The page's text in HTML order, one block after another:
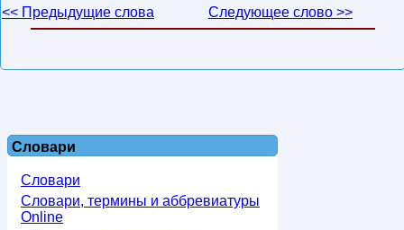
<< Предыдущие слова
Следующее слово >>
Словари
Словари
Словари, термины и аббревиатуры
Online